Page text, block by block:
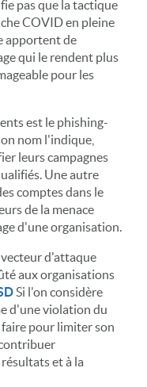
pas que la tactique
COVID en pleine
apportent de
qui le rendent plus
pour les
est le phishing-
nom l'indique,
leurs campagnes
Une autre
comptes dans le
de la menace
d'une organisation.
d'attaque
aux organisations
Si l'on considère
d'une violation du
pour limiter son
et à la